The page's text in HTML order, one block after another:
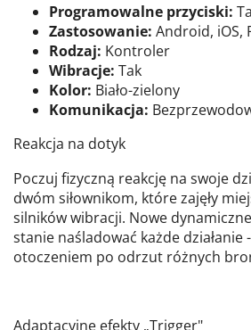
Programowalne przyciski:
Zastosowanie: Android, iOS,
Rodzaj: Kontroler
Wibracje: Tak
Kolor: Biało-zielony
Komunikacja:
Reakcja na dotyk
Poczuj fizyczną reakcję na swoje
dwóm siłownikom, które zajęły
silników wibracji. Nowe
stanie naśladować każde działanie
otoczeniem po odrzut różnych
Adaptacyjne efekty „Trigger"